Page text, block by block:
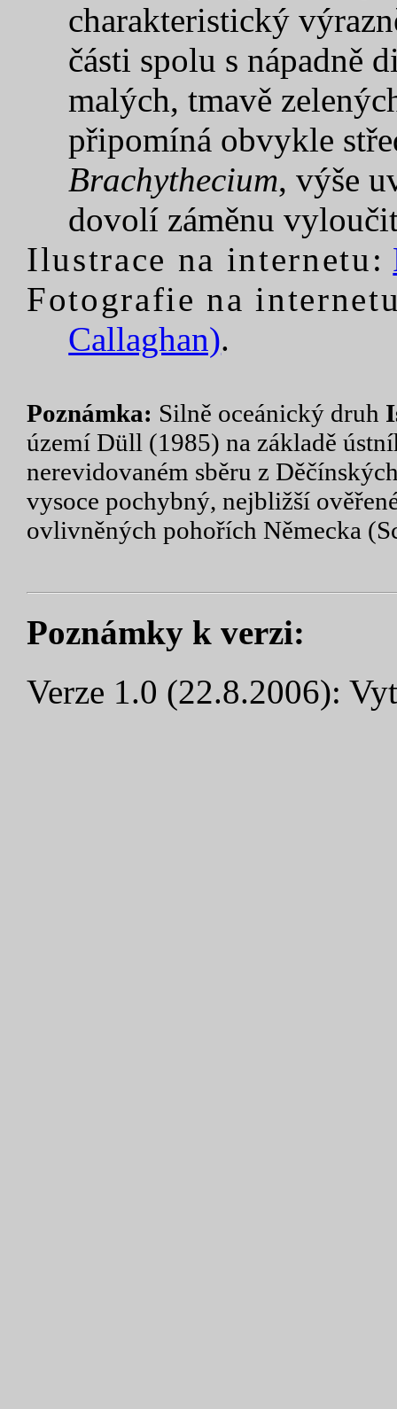
charakteristický
části spolu s nápadně
malých, tmavě
připomíná obvykle
Brachythecium, výše
dovolí záměnu
Ilustrace na internetu:
Fotografie na
Callaghan).
Poznámka: Silně oceánický druh
území Düll (1985) na základě
nerevidovaném sběru z
vysoce pochybný, nejbližší
ovlivněných pohořích Německa
Poznámky k verzi:
Verze 1.0 (22.8.2006):